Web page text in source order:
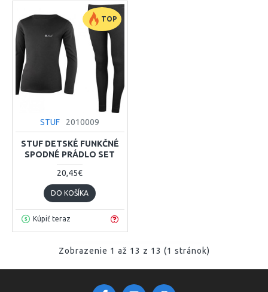
TOP
STUF 2010009
STUF DETSKÉ FUNKČNÉ
SPODNÉ PRÁDLO SET
20,45€
DO KOŠÍKA
Kúpiť teraz
Zobrazenie 1 až 13 z 13 (1 stránok)